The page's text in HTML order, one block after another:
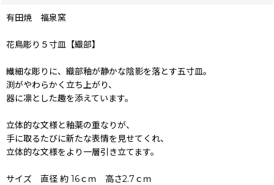
有田焼 福泉窯
花鳥彫り５寸皿【織部】
繊細な彫りに、織部釉が静かな陰影を落とす五寸皿。
渕がやわらかく立ち上がり、
器に凛とした趣を添えています。
立体的な文様と釉薬の重なりが、
手に取るたびに新たな表情を見せてくれ、
立体的な文様をより一層引き立てます。
サイズ 直径 約 16ｃｍ 高さ2.7ｃｍ